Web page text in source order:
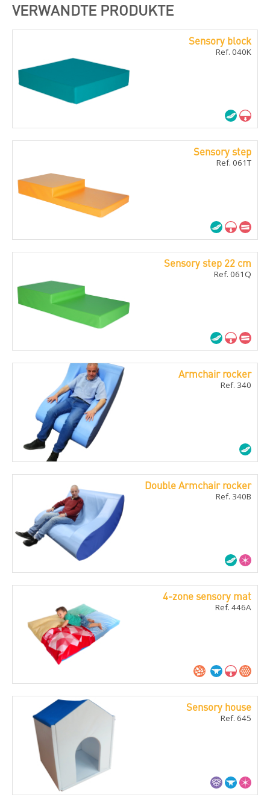
VERWANDTE PRODUKTE
Sensory block
Ref. 040K
Sensory step
Ref. 061T
Sensory step 22 cm
Ref. 061Q
Armchair rocker
Ref. 340
Double Armchair rocker
Ref. 340B
4-zone sensory mat
Ref. 446A
Sensory house
Ref. 645